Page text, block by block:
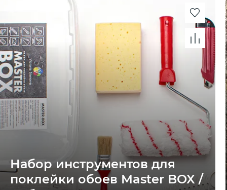
Набор инструментов для
поклейки обоев Master BOX /